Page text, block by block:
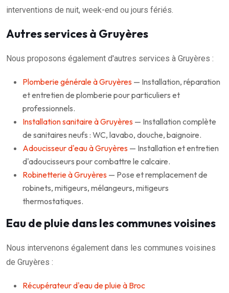
interventions de nuit, week-end ou jours fériés.
Autres services à Gruyères
Nous proposons également d'autres services à Gruyères :
Plomberie générale à Gruyères — Installation, réparation
et entretien de plomberie pour particuliers et
professionnels.
Installation sanitaire à Gruyères — Installation complète
de sanitaires neufs : WC, lavabo, douche, baignoire.
Adoucisseur d'eau à Gruyères — Installation et entretien
d'adoucisseurs pour combattre le calcaire.
Robinetterie à Gruyères — Pose et remplacement de
robinets, mitigeurs, mélangeurs, mitigeurs
thermostatiques.
Eau de pluie dans les communes voisines
Nous intervenons également dans les communes voisines
de Gruyères :
Récupérateur d'eau de pluie à Broc